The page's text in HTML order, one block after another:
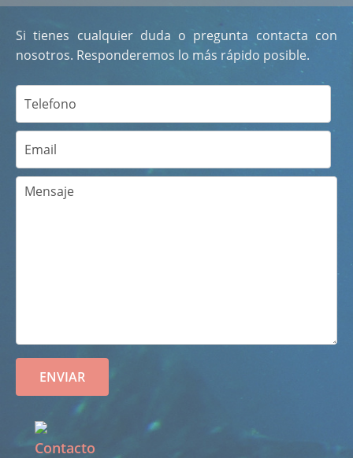
Si tienes cualquier duda o pregunta contacta con
nosotros. Responderemos lo más rápido posible.
Contacto